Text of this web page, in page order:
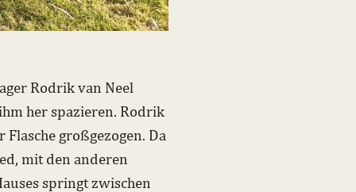
Rodrik van Neel
her spazieren. Rodrik
großgezogen. Da
mit den anderen
springt zwischen